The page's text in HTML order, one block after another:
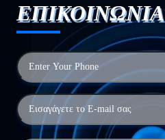
ΕΠΙΚΟΙΝΩΝΙΑ